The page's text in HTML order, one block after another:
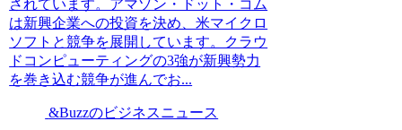
されています。アマゾン・ドット・コム
は新興企業への投資を決め、米マイクロ
ソフトと競争を展開しています。クラウ
ドコンピューティングの3強が新興勢力
を巻き込む競争が進んでお...
&Buzzのビジネスニュース